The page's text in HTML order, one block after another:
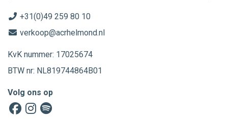
+31(0)49 259 80 10
verkoop@acrhelmond.nl
KvK nummer: 17025674
BTW nr: NL819744864B01
Volg ons op